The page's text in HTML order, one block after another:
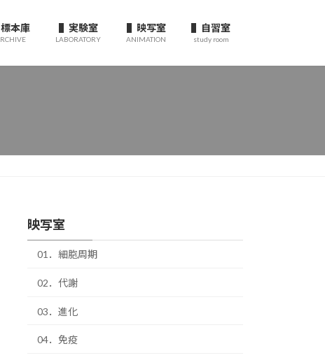
標本庫 ▌実験室
LABORATORY
▌映写室
ANIMATION
▌自習室
study room
映写室
01．細胞周期
02．代謝
03．進化
04．免疫